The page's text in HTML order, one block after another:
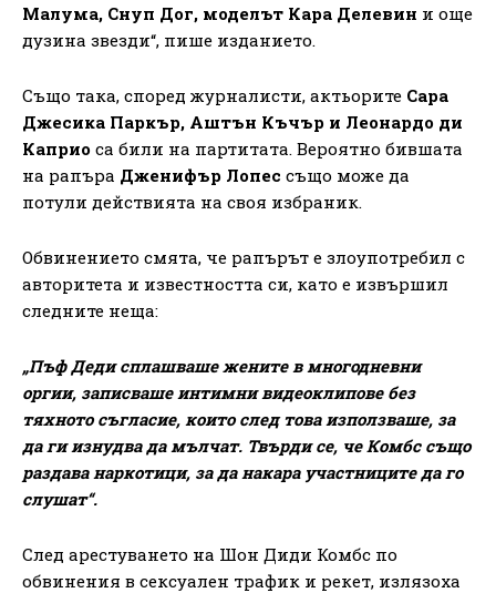
Малума, Снуп Дог, моделът Кара Делевин и още
дузина звезди“, пише изданието.
Също така, според журналисти, актьорите Сара
Джесика Паркър, Аштън Къчър и Леонардо ди
Каприо са били на партитата. Вероятно бившата
на рапъра Дженифър Лопес също може да
потули действията на своя избраник.
Обвинението смята, че рапърът е злоупотребил с
авторитета и известността си, като е извършил
следните неща:
„Пъф Деди сплашваше жените в многодневни
оргии, записваше интимни видеоклипове без
тяхното съгласие, които след това използваше, за
да ги изнудва да мълчат. Твърди се, че Комбс също
раздава наркотици, за да накара участниците да го
слушат“.
След арестуването на Шон Диди Комбс по
обвинения в сексуален трафик и рекет, излязоха